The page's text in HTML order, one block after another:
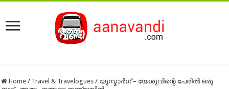
Home / Travel & Travelogues / യൂസ്മാർഗ് – യേശുവിന്റെ പേരിൽ ഒരു